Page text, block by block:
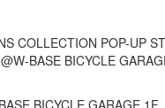
COLLECTION POP-UP
BASE BICYCLE